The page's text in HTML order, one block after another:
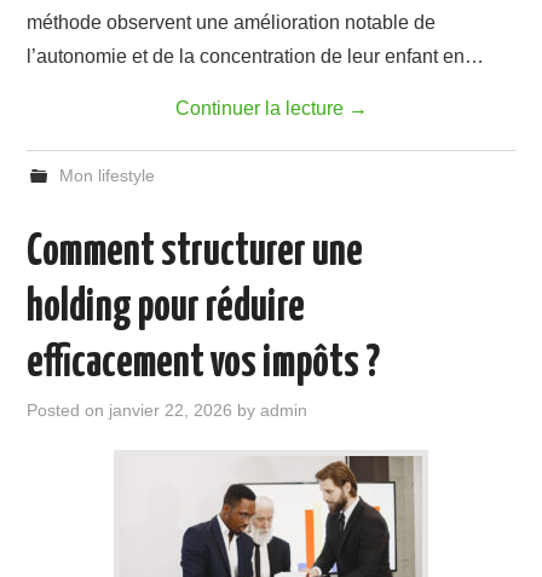
méthode observent une amélioration notable de
l’autonomie et de la concentration de leur enfant en…
Continuer la lecture →
Mon lifestyle
Comment structurer une
holding pour réduire
efficacement vos impôts ?
Posted on janvier 22, 2026 byadmin